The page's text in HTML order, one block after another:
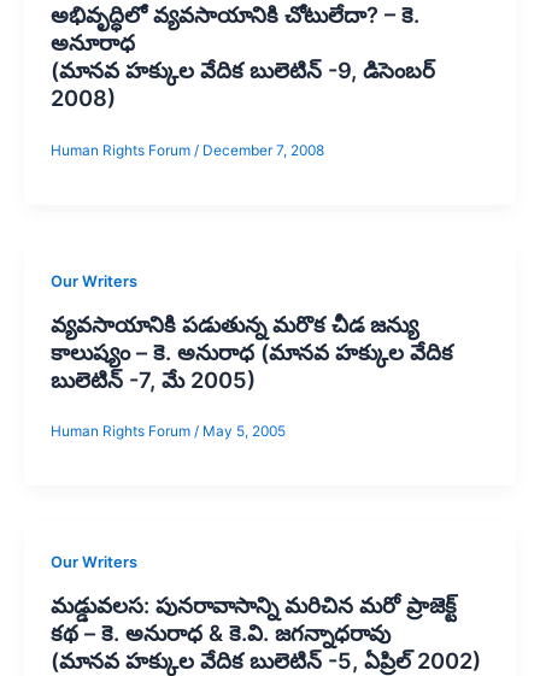
అభివృద్ధిలో వ్యవసాయానికి చోటులేదా? – కె.
అనూరాధ
(మానవ హక్కుల వేదిక బులెటిన్ -9, డిసెంబర్
2008)
Human Rights Forum / December 7, 2008
Our Writers
వ్యవసాయానికి పడుతున్న మరొక చీడ జన్యు
కాలుష్యం – కె. అనురాధ (మానవ హక్కుల వేదిక
బులెటిన్ -7, మే 2005)
Human Rights Forum / May 5, 2005
Our Writers
మడ్డువలస: పునరావాసాన్ని మరిచిన మరో ప్రాజెక్ట్
కథ – కె. అనురాధ & కె.వి. జగన్నాధరావు
(మానవ హక్కుల వేదిక బులెటిన్ -5, ఏప్రిల్ 2002)